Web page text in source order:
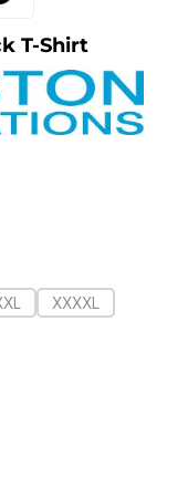
T-Shirt
verfügbar.)
nicht verfügbar.)
ist zurzeit nicht
(Diese Option ist zurzeit
XXXXL(Diese Option ist